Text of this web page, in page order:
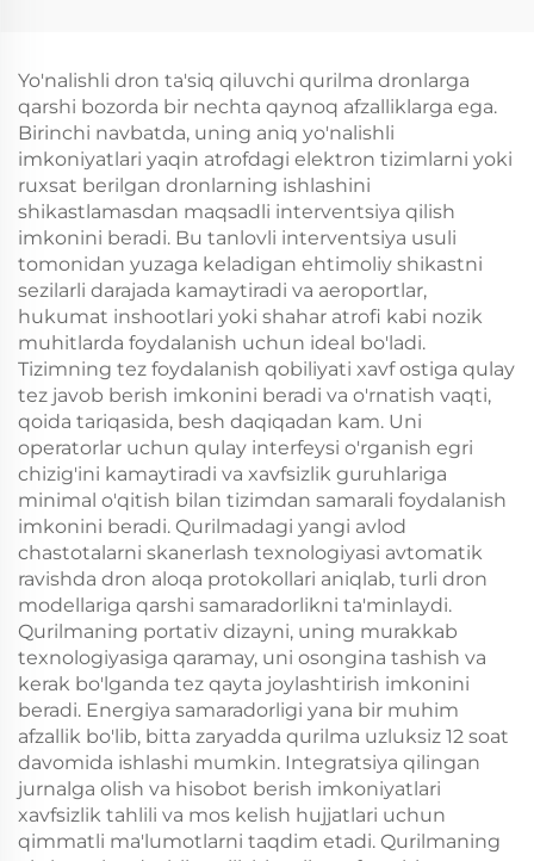
Yo'nalishli dron ta'siq qiluvchi qurilma dronlarga
qarshi bozorda bir nechta qaynoq afzalliklarga ega.
Birinchi navbatda, uning aniq yo'nalishli
imkoniyatlari yaqin atrofdagi elektron tizimlarni yoki
ruxsat berilgan dronlarning ishlashini
shikastlamasdan maqsadli interventsiya qilish
imkonini beradi. Bu tanlovli interventsiya usuli
tomonidan yuzaga keladigan ehtimoliy shikastni
sezilarli darajada kamaytiradi va aeroportlar,
hukumat inshootlari yoki shahar atrofi kabi nozik
muhitlarda foydalanish uchun ideal bo'ladi.
Tizimning tez foydalanish qobiliyati xavf ostiga qulay
tez javob berish imkonini beradi va o'rnatish vaqti,
qoida tariqasida, besh daqiqadan kam. Uni
operatorlar uchun qulay interfeysi o'rganish egri
chizig'ini kamaytiradi va xavfsizlik guruhlariga
minimal o'qitish bilan tizimdan samarali foydalanish
imkonini beradi. Qurilmadagi yangi avlod
chastotalarni skanerlash texnologiyasi avtomatik
ravishda dron aloqa protokollari aniqlab, turli dron
modellariga qarshi samaradorlikni ta'minlaydi.
Qurilmaning portativ dizayni, uning murakkab
texnologiyasiga qaramay, uni osongina tashish va
kerak bo'lganda tez qayta joylashtirish imkonini
beradi. Energiya samaradorligi yana bir muhim
afzallik bo'lib, bitta zaryadda qurilma uzluksiz 12 soat
davomida ishlashi mumkin. Integratsiya qilingan
jurnalga olish va hisobot berish imkoniyatlari
xavfsizlik tahlili va mos kelish hujjatlari uchun
qimmatli ma'lumotlarni taqdim etadi. Qurilmaning